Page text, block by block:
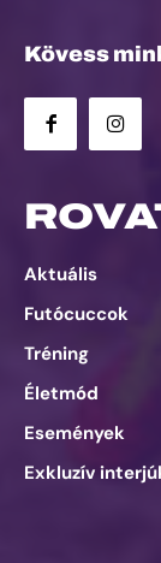
Kövess
Aktuális
Futócuccok
Tréning
Életmód
Események
Exkluzív